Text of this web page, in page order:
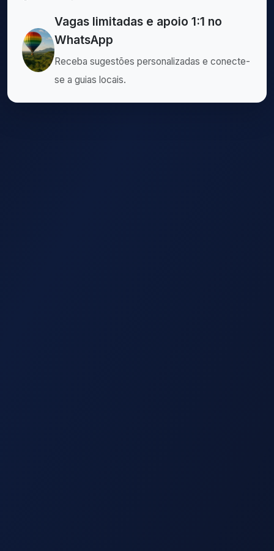
Vagas limitadas e apoio 1:1 no
WhatsApp
Receba sugestões personalizadas e conecte-
se a guias locais.